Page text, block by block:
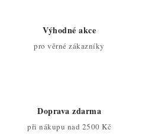
Výhodné akce
pro věrné zákazníky
Doprava zdarma
při nákupu nad 2500 Kč